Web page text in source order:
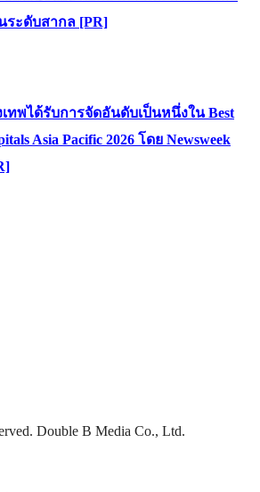
ระดับสากล [PR]
ทพได้รับการจัดอันดับเป็นหนึ่งใน Best
Asia Pacific 2026 โดย Newsweek
Double B Media Co., Ltd.